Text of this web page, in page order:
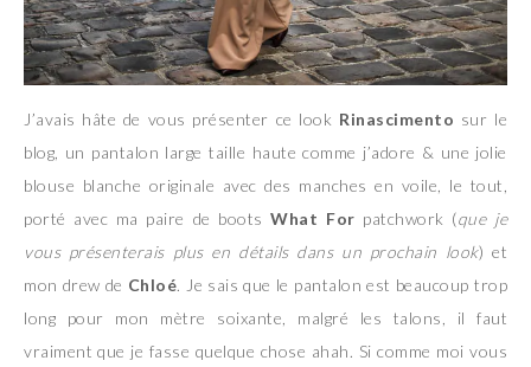
J’avais hâte de vous présenter ce look Rinascimento sur le
blog, un pantalon large taille haute comme j’adore & une jolie
blouse blanche originale avec des manches en voile, le tout,
porté avec ma paire de bootsWhat For patchwork (que je
vous présenterais plus en détails dans un prochain look) et
mon drew de Chloé. Je sais que le pantalon est beaucoup trop
long pour mon mètre soixante, malgré les talons, il faut
vraiment que je fasse quelque chose ahah. Si comme moi vous